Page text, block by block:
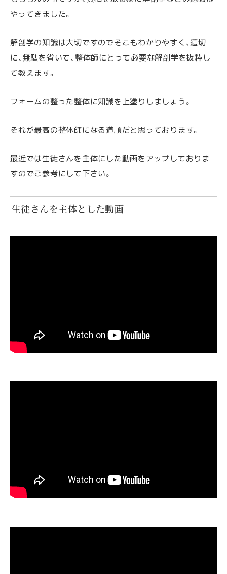
やってきました。
解剖学の知識は大切ですのでそこもわかりやすく、適切
に、無駄を省いて、整体師にとって必要な解剖学を抜粋し
て教えます。
フォームの整った整体に知識を上塗りしましょう。
それが最高の整体師になる道順だと思っております。
最近では生徒さんを主体にした動画をアップしておりま
すのでご参考にして下さい。
生徒さんを主体とした動画